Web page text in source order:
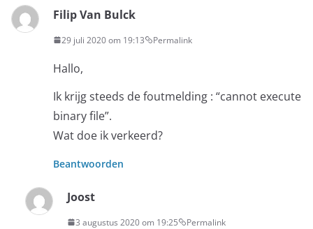
Filip Van Bulck
29 juli 2020 om 19:13 Permalink
Hallo,
Ik krijg steeds de foutmelding : “cannot execute
binary file”.
Wat doe ik verkeerd?
Beantwoorden
Joost
3 augustus 2020 om 19:25 Permalink